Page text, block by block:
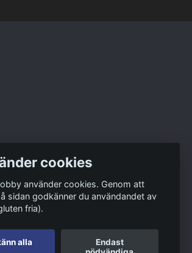
cookies
använder cookies. Genom att
sidan godkänner du användandet av
fria).
alla
Endast